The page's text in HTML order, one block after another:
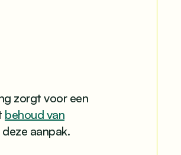
zorgt voor een
behoud van
aanpak.